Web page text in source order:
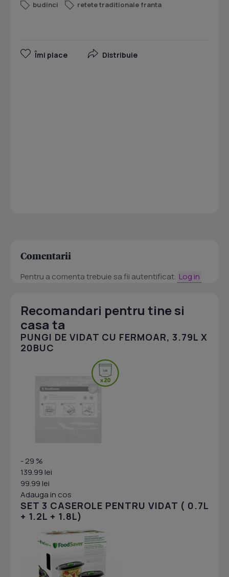
budinci
retete traditionale franta
Îmi place Distribuie
Comentarii
Pentru a comenta trebuie sa fii autentificat. Log in
Recomandari pentru tine si
casa ta
PUNGI DE VIDAT CU FERMOAR, 3.79L X
20BUC
- 29 %
139.99 lei
99.99 lei
Adauga in cos
SET 3 CASEROLE PENTRU VIDAT ( 0.7L
+ 1.2L + 1.8L)